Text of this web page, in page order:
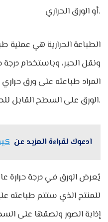
أو الورق الحراري.
الطباعة الحرارية هي عملية
ونقل الحبر، وباستخدام درجة
المراد طباعته على ورق
الورق على السطح القابل للطباعة.
ادعوك لقراءة المزيد عن
يُعرض الورق في درجة حرارة
للمنتج الذي ستتم طباعته
إذابة الصور ولصقها على